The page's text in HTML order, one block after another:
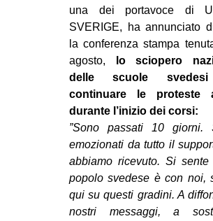
una dei portavoce di
SVERIGE, ha annunciato
la conferenza stampa
agosto,
lo sciopero
delle scuole
continuare le proteste
durante l’inizio dei corsi:
”Sono passati 10 giorni.
emozionati da tutto il
abbiamo ricevuto. Si
popolo svedese è con noi,
qui su questi gradini. A
nostri messaggi, a